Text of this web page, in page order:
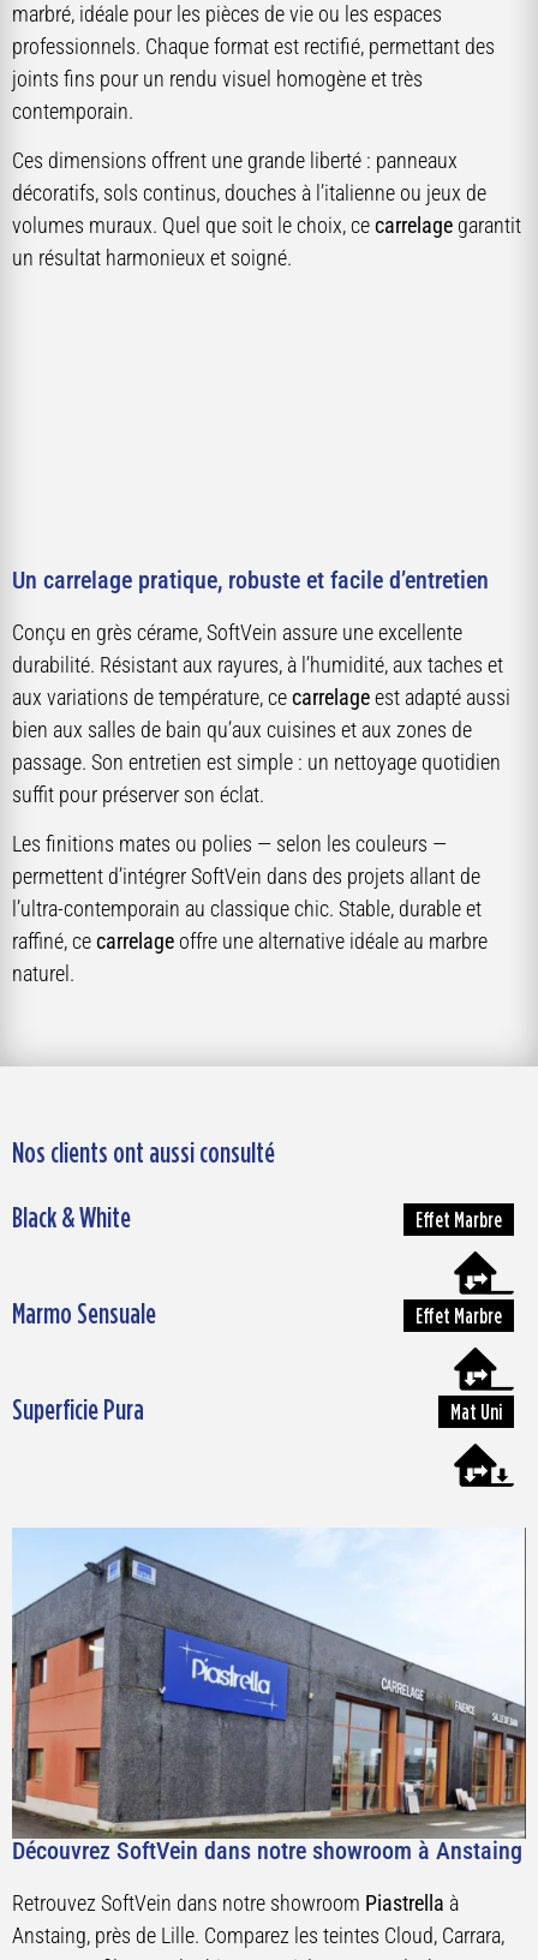
marbré, idéale pour les pièces de vie ou les espaces
professionnels. Chaque format est rectifié, permettant des
joints fins pour un rendu visuel homogène et très
contemporain.
Ces dimensions offrent une grande liberté : panneaux
décoratifs, sols continus, douches à l’italienne ou jeux de
volumes muraux. Quel que soit le choix, cecarrelage garantit
un résultat harmonieux et soigné.
Un carrelage pratique, robuste et facile d’entretien
Conçu en grès cérame, SoftVein assure une excellente
durabilité. Résistant aux rayures, à l’humidité, aux taches et
aux variations de température, cecarrelageest adapté aussi
bien aux salles de bain qu’aux cuisines et aux zones de
passage. Son entretien est simple : un nettoyage quotidien
suffit pour préserver son éclat.
Les finitions mates ou polies — selon les couleurs —
permettent d’intégrer SoftVein dans des projets allant de
l’ultra-contemporain au classique chic. Stable, durable et
raffiné, cecarrelage offre une alternative idéale au marbre
naturel.
Nos clients ont aussi consulté
Effet Marbre
Black & White
Effet Marbre
Marmo Sensuale
Mat Uni
Superficie Pura
Découvrez SoftVein dans notre showroom à Anstaing
Retrouvez SoftVein dans notre showroom Piastrella à
Anstaing, près de Lille. Comparez les teintes Cloud, Carrara,